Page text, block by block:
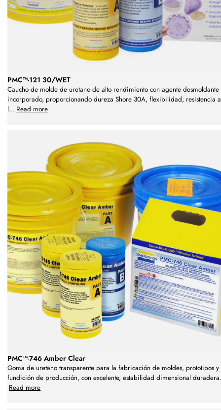
PMC™-121 30/WET
Caucho de molde de uretano de alto rendimiento con agente desmoldante
incorporado, proporcionando dureza Shore 30A, flexibilidad, resistencia a
l... Read more
PMC™-746 Amber Clear
Goma de uretano transparente para la fabricación de moldes, prototipos y
fundición de producción, con excelente, estabilidad dimensional duradera
Read more